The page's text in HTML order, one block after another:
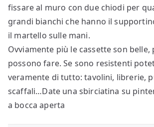
fissare al muro con due chiodi per
grandi bianchi che hanno il
il martello sulle mani.
Ovviamente più le cassette son belle,
possono fare. Se sono resistenti
veramente di tutto: tavolini, librerie,
scaffali…Date una sbirciatina su
a bocca aperta